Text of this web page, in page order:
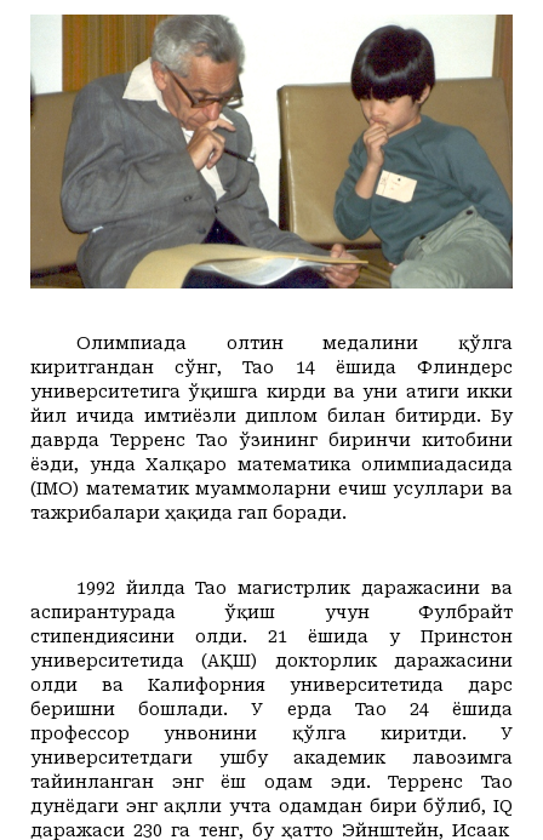
Олимпиада олтин медалини қўлга
киритгандан сўнг, Тао 14 ёшида Флиндерс
университетига ўқишга кирди вауни атиги икки
йил ичида имтиёзли диплом билан битирди. Бу
даврда Терренс Тао ўзининг биринчи китобини
ёзди, унда Халқаро математика олимпиадасида
(IMO) математик муаммоларни ечиш усуллари ва
тажрибалари ҳақида гап боради.
1992 йилда Тао магистрлик даражасини ва
аспирантурада ўқиш учун Фулбрайт
стипендиясини олди. 21 ёшида у Принстон
университетида (АҚШ) докторлик даражасини
олди ва Калифорния университетида дарс
беришни бошлади. У ерда Тао 24 ёшида
профессор унвонини қўлга киритди. У
университетдаги ушбу академик лавозимга
тайинланган энг ёш одам эди. Терренс Тао
дунёдаги энг ақлли учта одамдан бири бўлиб, IQ
даражаси 230 га тенг, буҳатто Эйнштейн, Исаак